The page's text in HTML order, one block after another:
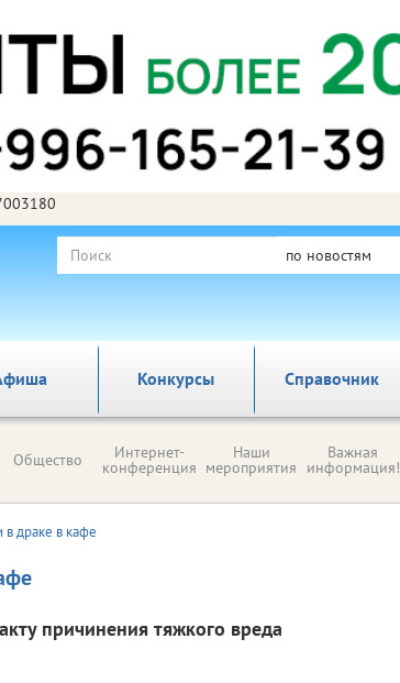
по новостям
Справочник
Конкурсы
Общество Интернет-
конференция
Наши
мероприятия
Важная
информация!
в драке в кафе
причинения тяжкого вреда